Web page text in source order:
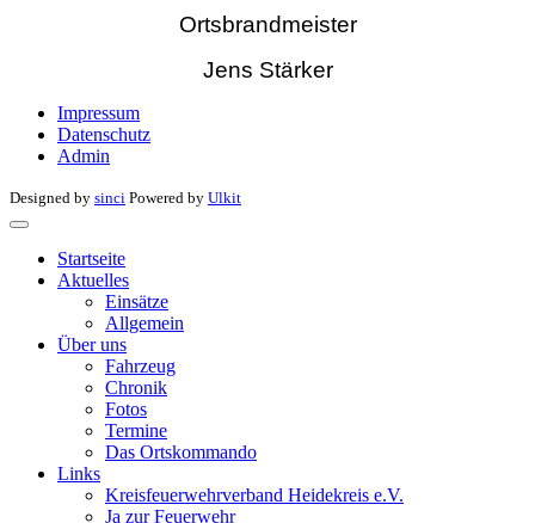
Ortsbrandmeister
Jens Stärker
Impressum
Datenschutz
Admin
Designed by sinci Powered by Ulkit
Startseite
Aktuelles
Einsätze
Allgemein
Über uns
Fahrzeug
Chronik
Fotos
Termine
Das Ortskommando
Links
Kreisfeuerwehrverband Heidekreis e.V.
Ja zur Feuerwehr